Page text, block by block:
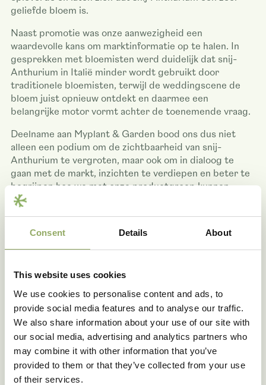
Consent Details About
This website uses cookies
We use cookies to personalise content and ads, to
provide social media features and to analyse our traffic.
We also share information about your use of our site with
our social media, advertising and analytics partners who
may combine it with other information that you’ve
provided to them or that they’ve collected from your use
of their services.
geliefde bloem is.
Naast promotie was onze aanwezigheid een
waardevolle kans om marktinformatie op te halen. In
gesprekken met bloemisten werd duidelijk dat snij-
Anthurium in Italië minder wordt gebruikt door
traditionele bloemisten, terwijl de weddingscene de
bloem juist opnieuw ontdekt en daarmee een
belangrijke motor vormt achter de toenemende vraag.
Deelname aan Myplant & Garden bood ons dus niet
alleen een podium om de zichtbaarheid van snij-
Anthurium te vergroten, maar ook om in dialoog te
gaan met de markt, inzichten te verdiepen en beter te
begrijpen hoe we met onze productgroep kunnen
inspelen op trends in onder meer de snelgroeiende